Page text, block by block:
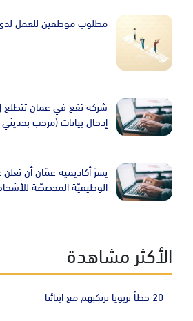
Image مطلوب موظفين للعمل
Image شركة تقع في عمان
إدخال بيانات (مرحب بحديثي
Image يسرّ أكاديمية عمّان أن
الوظيفيّة المخصصّة
الأكثر مشاهدة
20 خطأ تربويا نرتكبهم مع ابنائنا